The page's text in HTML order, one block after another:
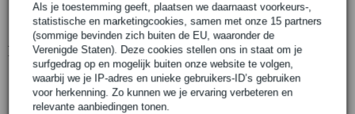
Als je toestemming geeft, plaatsen we daarnaast voorkeurs-,
statistische en marketingcookies, samen met onze 15 partners
(sommige bevinden zich buiten de EU, waaronder de
Verenigde Staten). Deze cookies stellen ons in staat om je
surfgedrag op en mogelijk buiten onze website te volgen,
waarbij we je IP-adres en unieke gebruikers-ID’s gebruiken
voor herkenning. Zo kunnen we je ervaring verbeteren en
relevante aanbiedingen tonen.
€ 8,95 eenmalig
Productinformatie
Audac condensator headset microfoon light
model: CMX826/S